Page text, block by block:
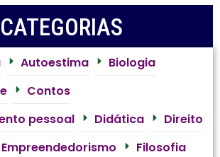
CATEGORIAS
Autoestima
Biologia
Contos
pessoal
Didática
Direito
Empreendedorismo
Filosofia